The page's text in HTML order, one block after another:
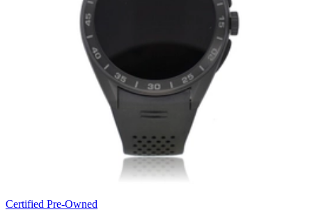
Certified Pre-Owned